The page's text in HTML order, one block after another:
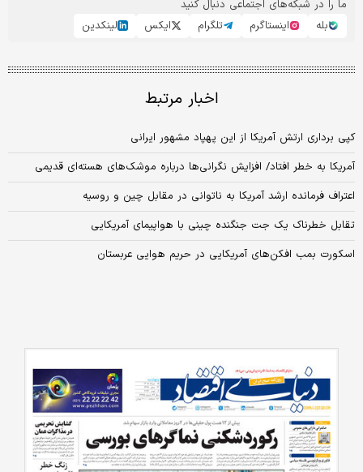
ما را در شبکه‌های اجتماعی دنبال کنید
بله
اینستاگرم تلگرام ایکس لینکدین
اخبار مرتبط
کپی برداری ارتش آمریکا از این پهپاد مشهور ایرانی
آمریکا به خطر افتاد/ افزایش نگرانی‌ها درباره موشک‌های هسته‌ای قدیمی
اعتراف فرمانده ارشد آمریکا به ناتوانی در مقابل چین و روسیه
تقابل خطرناک یک جت جنگنده چینی با هواپیمای آمریکایی
اسکورت بمب افکن‌های آمریکایی در حریم هوایی‌ عربستان